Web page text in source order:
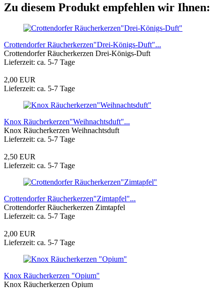
Zu diesem Produkt empfehlen wir Ihnen:
Crottendorfer Räucherkerzen"Drei-Königs-Duft"...
Crottendorfer Räucherkerzen Drei-Königs-Duft
Lieferzeit: ca. 5-7 Tage
2,00 EUR
Lieferzeit: ca. 5-7 Tage
Knox Räucherkerzen"Weihnachtsduft"...
Knox Räucherkerzen Weihnachtsduft
Lieferzeit: ca. 5-7 Tage
2,50 EUR
Lieferzeit: ca. 5-7 Tage
Crottendorfer Räucherkerzen"Zimtapfel"...
Crottendorfer Räucherkerzen Zimtapfel
Lieferzeit: ca. 5-7 Tage
2,00 EUR
Lieferzeit: ca. 5-7 Tage
Knox Räucherkerzen "Opium"
Knox Räucherkerzen Opium